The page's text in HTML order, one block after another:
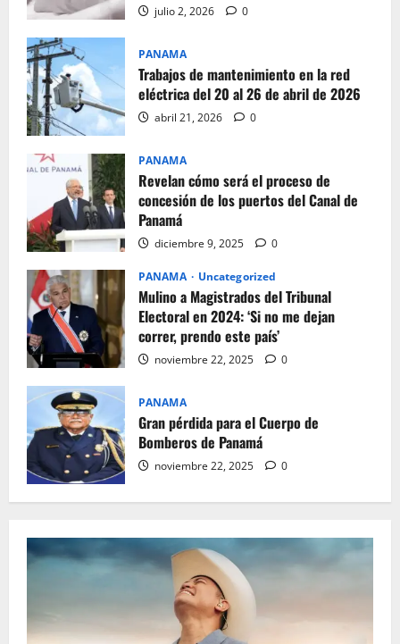
julio 2, 2026 0
PANAMA
Trabajos de mantenimiento en la red
eléctrica del 20 al 26 de abril de 2026
abril 21, 2026 0
PANAMA
Revelan cómo será el proceso de
concesión de los puertos del Canal de
Panamá
diciembre 9, 2025 0
PANAMA Uncategorized
Mulino a Magistrados del Tribunal
Electoral en 2024: ‘Si no me dejan
correr, prendo este país’
noviembre 22, 2025 0
PANAMA
Gran pérdida para el Cuerpo de
Bomberos de Panamá
noviembre 22, 2025 0